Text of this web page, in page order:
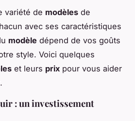
variété de modèles de
avec ses caractéristiques
modèle dépend de vos goûts
style. Voici quelques
et leurs prix pour vous aider
: un investissement